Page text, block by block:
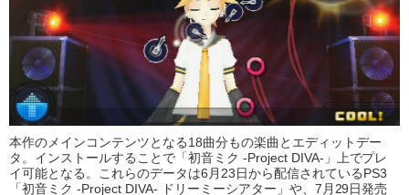
本作のメインコンテンツとなる18曲分もの楽曲とエディットデー
タ。インストールすることで「初音ミク -Project DIVA-」上でプレ
イ可能となる。これらのデータは6月23日から配信されているPS3
「初音ミク -Project DIVA- ドリーミーシアター」や、7月29日発売